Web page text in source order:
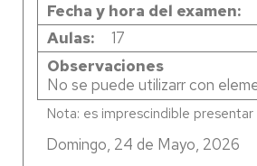
Fecha y hora del examen
Aulas
17
Observaciones
No se puede utilizarr con
Domingo, 24 de Mayo, 2026